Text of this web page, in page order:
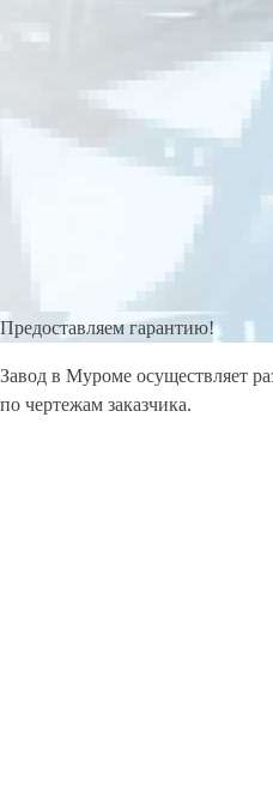
Предоставляем гарантию!
Завод в Муроме осуществляет
по чертежам заказчика.